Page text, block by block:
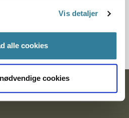
Vis detaljer
alle cookies
cookies
for yderligere komplikationer,
sikkerhed for, at et
til barnets bedste.